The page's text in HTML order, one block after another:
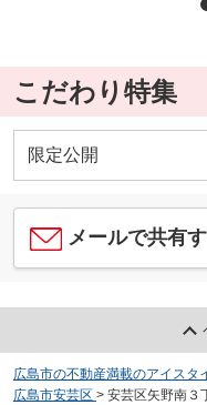
こだわり特集
限定公開
メールで共有
広島市の不動産満載のアイスタ
広島市安芸区 > 安芸区矢野南３